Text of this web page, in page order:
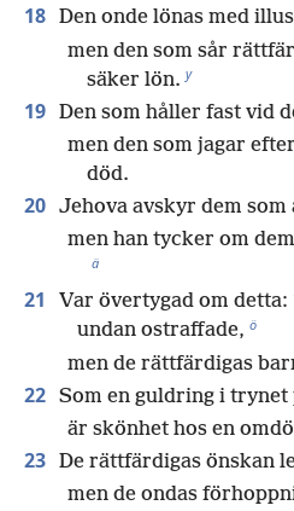
18 Den onde lönas med
men den som sår
säker lön. y
19 Den som håller fast vid
men den som jagar
död.
20 Jehova avskyr dem som
men han tycker om
ä
21 Var övertygad om detta:
undan ostraffade, ö
men de rättfärdigas
22 Som en guldring i trynet
är skönhet hos en
23 De rättfärdigas önskan
men de ondas